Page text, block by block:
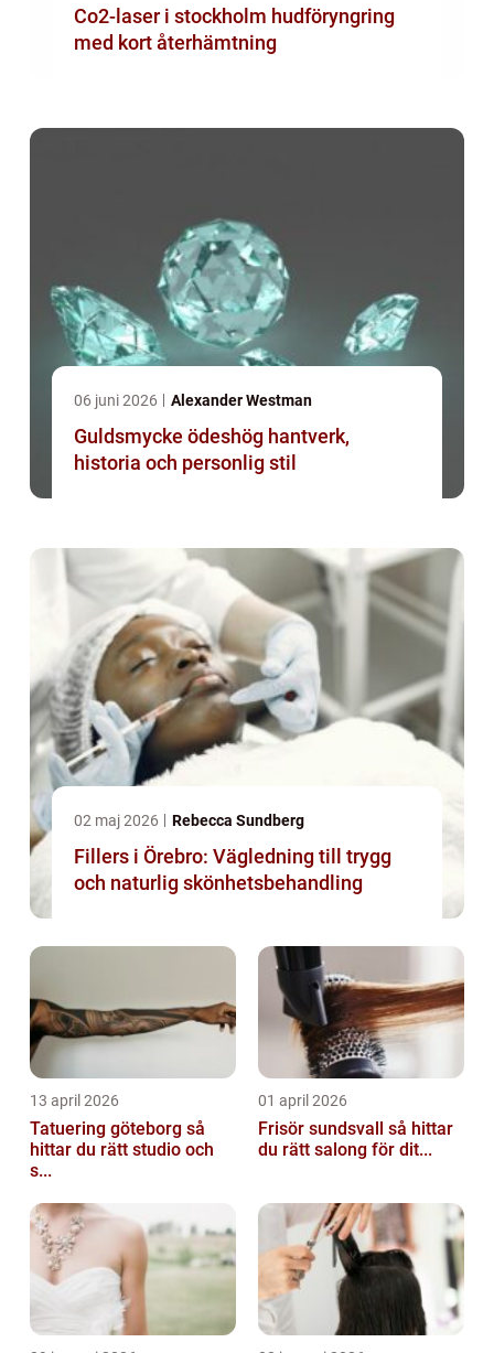
Co2-laser i stockholm hudföryngring
med kort återhämtning
06 juni 2026 Alexander Westman
Guldsmycke ödeshög hantverk,
historia och personlig stil
02 maj 2026 Rebecca Sundberg
Fillers i Örebro: Vägledning till trygg
och naturlig skönhetsbehandling
13 april 2026
Tatuering göteborg så
hittar du rätt studio och
s...
01 april 2026
Frisör sundsvall så hittar
du rätt salong för dit...